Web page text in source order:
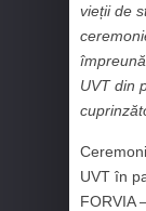
vieții de
UVT din
UVT în
FORVIA